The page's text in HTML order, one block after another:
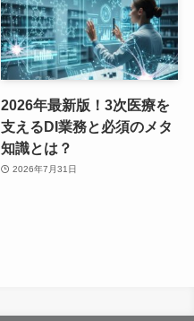
2026年最新版！3次医療を
支えるDI業務と必須のメタ
知識とは？
2026年7月31日